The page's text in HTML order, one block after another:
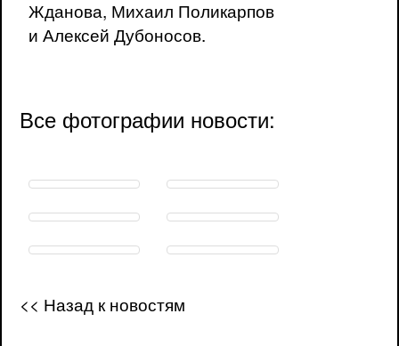
Жданова, Михаил Поликарпов
и Алексей Дубоносов.
Все фотографии новости:
<< Назад к новостям